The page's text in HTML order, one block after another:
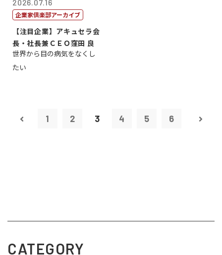
2026.07.16
企業家倶楽部アーカイブ
【注目企業】アキュセラ会
長・社長兼ＣＥＯ窪田 良
世界から目の病気をなくし
たい
1 2 3 4 5 6
CATEGORY